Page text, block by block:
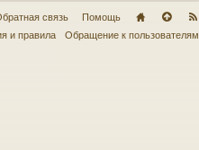
связь
Помощь
и правила
Обращение к пользователям